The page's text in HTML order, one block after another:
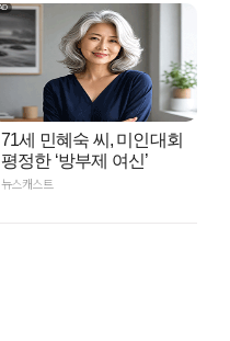
71세 민혜숙 씨, 미인대회
평정한 ‘방부제 여신’
뉴스캐스트